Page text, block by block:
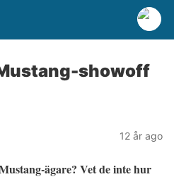
showoff
12 år ago
ägare? Vet de inte hur